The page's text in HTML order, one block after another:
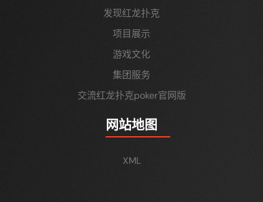
发现红龙扑克
项目展示
游戏文化
集团服务
交流红龙扑克poker官网版
网站地图
XML